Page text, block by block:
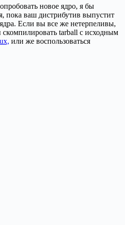
новое ядро, я бы
пока ваш дистрибутив выпустит
Если вы все же нетерпеливы,
скомпилировать tarball с исходным
или же воспользоваться